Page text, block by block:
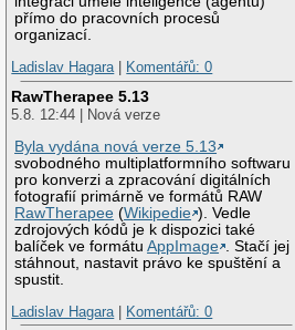
přímo do pracovních procesů
organizací.
Ladislav Hagara| Komentářů: 0
RawTherapee 5.13
5.8. 12:44 | Nová verze
Byla vydána nová verze 5.13
svobodného multiplatformního softwaru
pro konverzi a zpracování digitálních
fotografií primárně ve formátů RAW
RawTherapee (Wikipedie ). Vedle
zdrojových kódů je k dispozici také
balíček ve formátuAppImage
. Stačí jej
stáhnout, nastavit právo ke spuštění a
spustit.
Ladislav Hagara| Komentářů: 0